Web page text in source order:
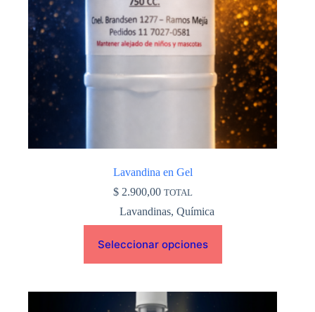
Lavandina en Gel
$2.900,00 TOTAL
Lavandinas, Química
Seleccionar opciones
pueden
elegir
en
la
página
producto
Este